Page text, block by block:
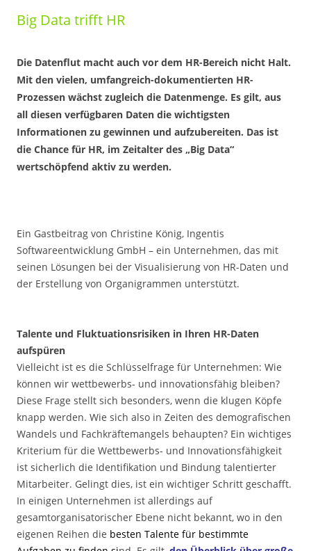
Big Data trifft HR
Die Datenflut macht auch vor dem HR-Bereich nicht Halt.
Mit den vielen, umfangreich-dokumentierten HR-
Prozessen wächst zugleich die Datenmenge. Es gilt, aus
all diesen verfügbaren Daten die wichtigsten
Informationen zu gewinnen und aufzubereiten. Das ist
die Chance für HR, im Zeitalter des „Big Data“
wertschöpfend aktiv zu werden.
Ein Gastbeitrag von Christine König, Ingentis
Softwareentwicklung GmbH – ein Unternehmen, das mit
seinen Lösungen bei der Visualisierung von HR-Daten und
der Erstellung von Organigrammen unterstützt.
Talente und Fluktuationsrisiken in Ihren HR-Daten
aufspüren
Vielleicht ist es die Schlüsselfrage für Unternehmen: Wie
können wir wettbewerbs- und innovationsfähig bleiben?
Diese Frage stellt sich besonders, wenn die klugen Köpfe
knapp werden. Wie sich also in Zeiten des demografischen
Wandels und Fachkräftemangels behaupten? Ein wichtiges
Kriterium für die Wettbewerbs- und Innovationsfähigkeit
ist sicherlich die Identifikation und Bindung talentierter
Mitarbeiter. Gelingt dies, ist ein wichtiger Schritt geschafft.
In einigen Unternehmen ist allerdings auf
gesamtorganisatorischer Ebene nicht bekannt, wo in den
eigenen Reihen die besten Talente für bestimmte